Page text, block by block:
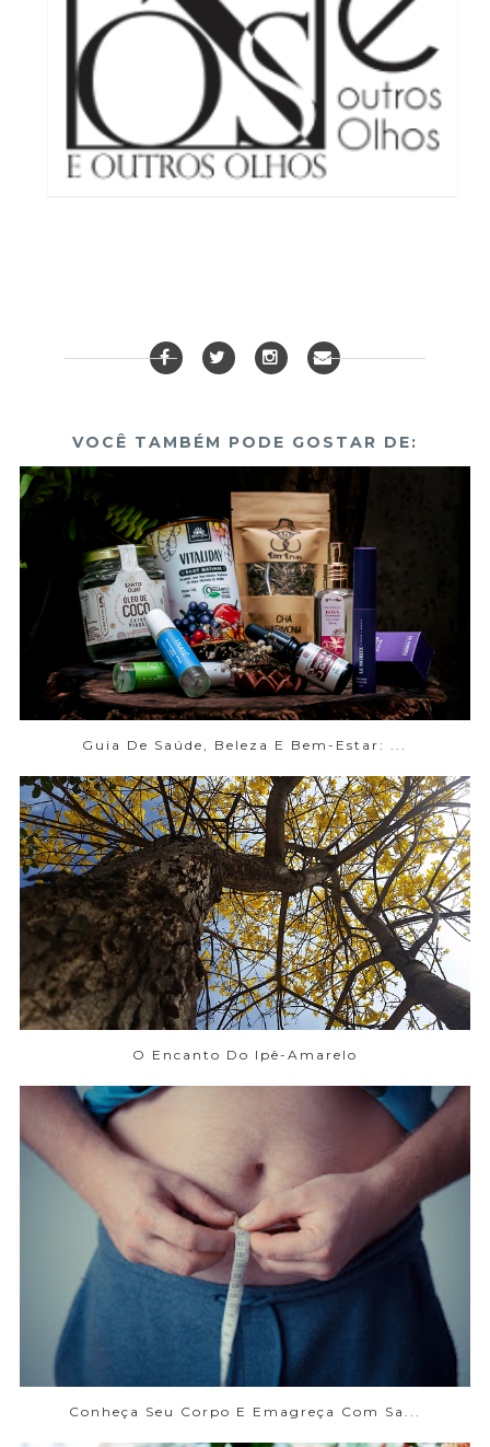
VOCÊ TAMBÉM PODE GOSTAR DE:
Guia De Saúde, Beleza E Bem-Estar: ...
O Encanto Do Ipê-Amarelo
Conheça Seu Corpo E Emagreça Com Sa...